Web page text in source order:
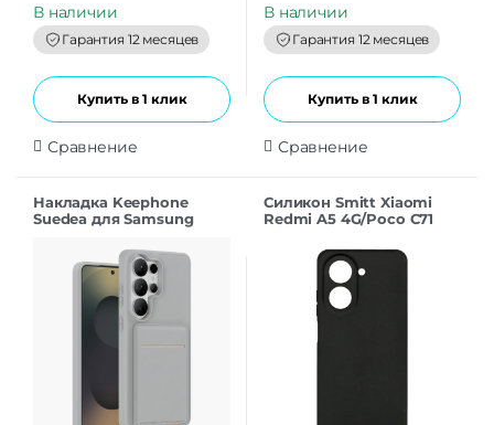
t
o
f
5
В наличии
Гарантия 12 месяцев
Купить в 1 клик
Сравнение
t
o
f
5
В наличии
Гарантия 12 месяцев
Купить в 1 клик
Сравнение
Накладка Keephone
Suedea для Samsung
Силикон Smitt Xiaomi
Redmi A5 4G/Poco C71